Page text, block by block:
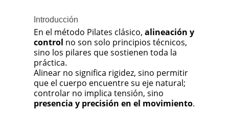
Introducción
En el método Pilates clásico,alineación y
control no son solo principios técnicos,
sino los pilares que sostienen toda la
práctica.
Alinear no significa rigidez, sino permitir
que el cuerpo encuentre su eje natural;
controlar no implica tensión, sino
presencia y precisión en el movimiento.